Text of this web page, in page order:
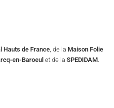
Hauts de France , de la Maison Folie
en-Baroeul et de la SPEDIDAM